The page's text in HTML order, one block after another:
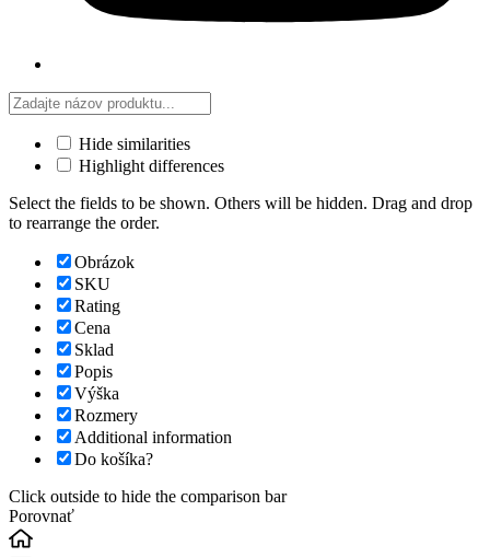
Hide similarities
Highlight differences
Select the fields to be shown. Others will be hidden. Drag and drop
to rearrange the order.
Obrázok
SKU
Rating
Cena
Sklad
Popis
Výška
Rozmery
Additional information
Do košíka?
Click outside to hide the comparison bar
Porovnať